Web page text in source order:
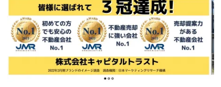
リースバック
土地売却 不動産相続
借地 不動産リースバック
任意売却 空き家